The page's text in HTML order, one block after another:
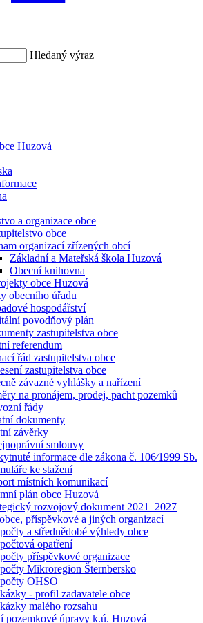
Hledaný výraz
Huzová
a organizace obce
obce
organizací zřízených obcí
Základní a Mateřská škola Huzová
Obecní knihovna
obce Huzová
obecního úřadu
hospodářství
povodňový plán
zastupitelstva obce
referendum
řád zastupitelstva obce
zastupitelstva obce
závazné vyhlášky a nařízení
na pronájem, prodej, pacht pozemků
řády
dokumenty
závěrky
smlouvy
informace dle zákona č. 106⁄1999 Sb.
ke stažení
místních komunikací
plán obce Huzová
rozvojový dokument 2021–2027
příspěvkové a jiných organizací
a střednědobé výhledy obce
opatření
příspěvkové organizace
Mikroregion Šternbersko
OHSO
- profil zadavatele obce
malého rozsahu
pozemkové úpravy k.ú. Huzová